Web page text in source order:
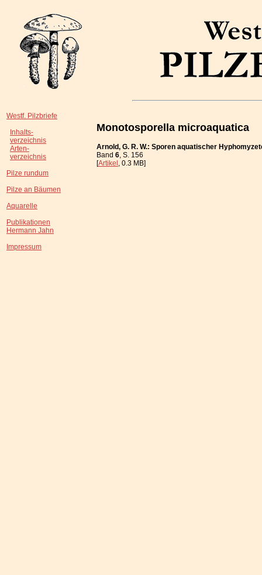
Westf. Pilzbriefe
Inhalts-
verzeichnis
Arten-
verzeichnis
Pilze rundum
Pilze an Bäumen
Aquarelle
Publikationen
Hermann Jahn
Impressum
Monotosporella microaquatica
Arnold, G. R. W.: Sporen aquatischer
Band 6, S. 156
[Artikel, 0.3 MB]